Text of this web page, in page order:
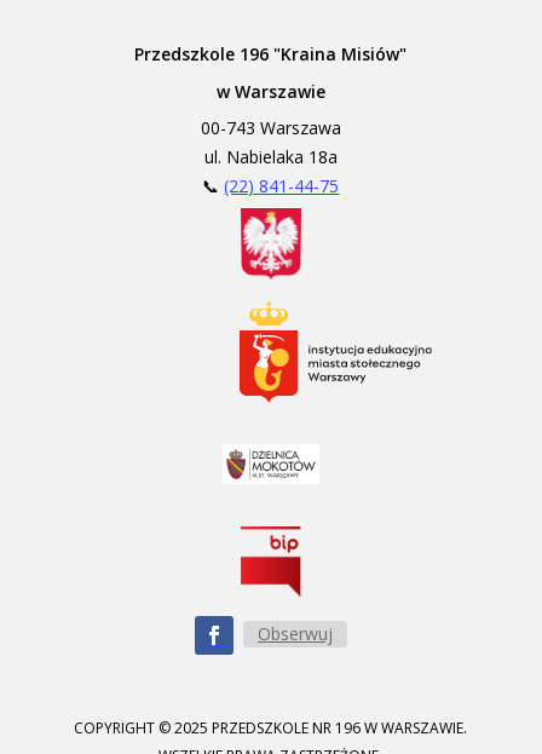
Przedszkole 196 "Kraina Misiów"
w Warszawie
00-743 Warszawa
ul. Nabielaka 18a
📞(22) 841-44-75
Obserwuj
COPYRIGHT © 2025 PRZEDSZKOLE NR 196 W WARSZAWIE.